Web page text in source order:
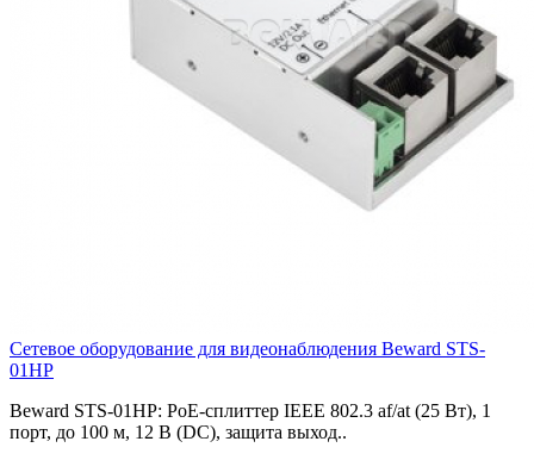
Сетевое оборудование для видеонаблюдения Beward STS-
01HP
Beward STS-01HP: PoE-сплиттер IEEE 802.3 af/at (25 Вт), 1
порт, до 100 м, 12 В (DC), защита выход..